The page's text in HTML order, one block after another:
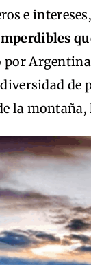
e
por
de
la